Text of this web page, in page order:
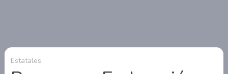
Estatales